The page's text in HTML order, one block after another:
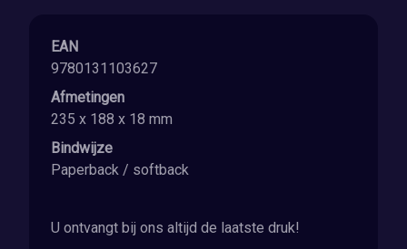
EAN
9780131103627
Afmetingen
235 x 188 x 18 mm
Bindwijze
Paperback / softback
U ontvangt bij ons altijd de laatste druk!